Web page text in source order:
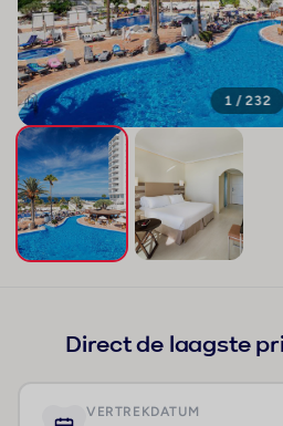
1 / 232
Direct de laagste
VERTREKDATUM